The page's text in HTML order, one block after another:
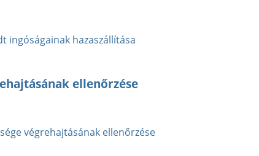
ingóságainak hazaszállítása
ellenőrzése
végrehajtásának ellenőrzése